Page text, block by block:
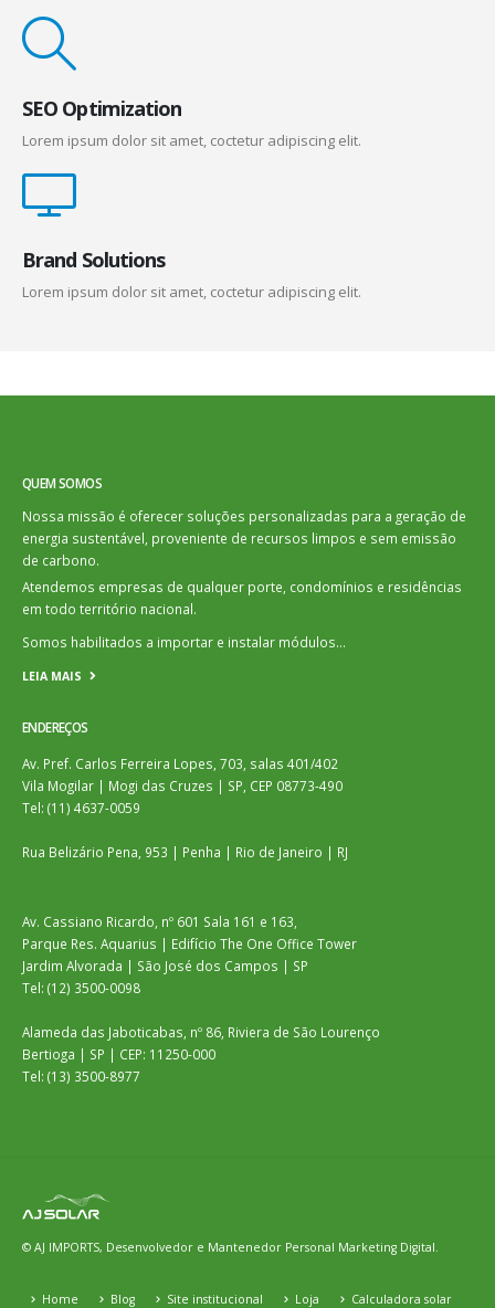
SEO Optimization
Lorem ipsum dolor sit amet, coctetur adipiscing elit.
Brand Solutions
Lorem ipsum dolor sit amet, coctetur adipiscing elit.
QUEM SOMOS
Nossa missão é oferecer soluções personalizadas para a geração de
energia sustentável, proveniente de recursos limpos e sem emissão
de carbono.
Atendemos empresas de qualquer porte, condomínios e residências
em todo território nacional.
Somos habilitados a importar e instalar módulos…
LEIA MAIS
ENDEREÇOS
Av. Pref. Carlos Ferreira Lopes, 703, salas 401/402
Vila Mogilar | Mogi das Cruzes | SP, CEP 08773-490
Tel: (11) 4637-0059
Rua Belizário Pena, 953 | Penha | Rio de Janeiro | RJ
Av. Cassiano Ricardo, nº 601 Sala 161 e 163,
Parque Res. Aquarius | Edifício The One Office Tower
Jardim Alvorada | São José dos Campos | SP
Tel: (12) 3500-0098
Alameda das Jaboticabas, nº 86, Riviera de São Lourenço
Bertioga | SP | CEP: 11250-000
Tel: (13) 3500-8977
© AJ IMPORTS, Desenvolvedor e Mantenedor Personal Marketing Digital.
Home Blog Site institucional Loja Calculadora solar